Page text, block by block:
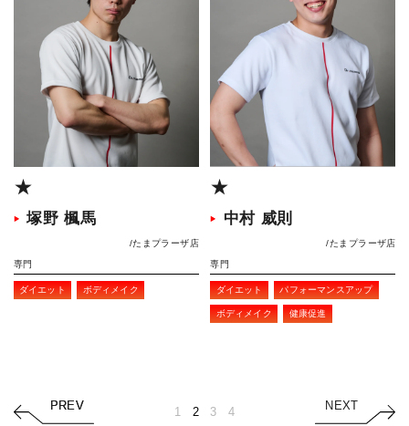
★
塚野 楓馬
たまプラーザ店
専門
ダイエット ボディメイク
★
中村 威則
たまプラーザ店
専門
ダイエット パフォーマンスアップ
ボディメイク 健康促進
PREV
PREV
1 2 3 4
NEXT